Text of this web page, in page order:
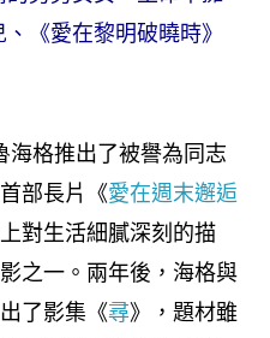
《愛在黎明破曉時》
海格推出了被譽為同志
部長片《愛在週末邂逅
對生活細膩深刻的描
之一。兩年後，海格與
了影集《尋》，題材雖